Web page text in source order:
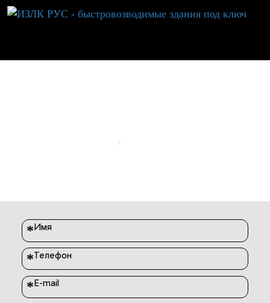
* Имя
*Телефон
* E-mail